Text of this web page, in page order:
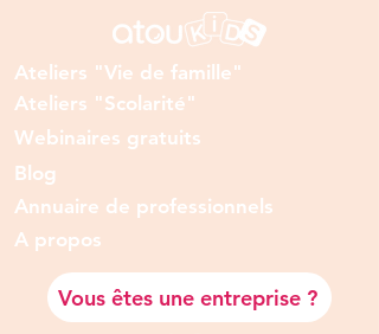
Ateliers "Vie de famille"
Ateliers "Scolarité"
Webinaires gratuits
Blog
Annuaire de professionnels
A propos
Vous êtes une entreprise ?